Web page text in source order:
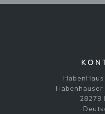
28279